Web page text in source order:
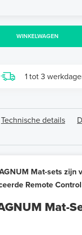
WINKELWAGEN
1 tot 3
Technische details
Mat-sets
Remote
Mat-